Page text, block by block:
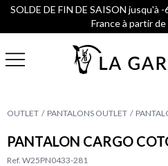
SOLDE DE FIN DE SAISON jusqu'à -
France à partir
OUTLET PANTALONS OUTLET
PANTALON CARGO
Ref. W25PN0433-281